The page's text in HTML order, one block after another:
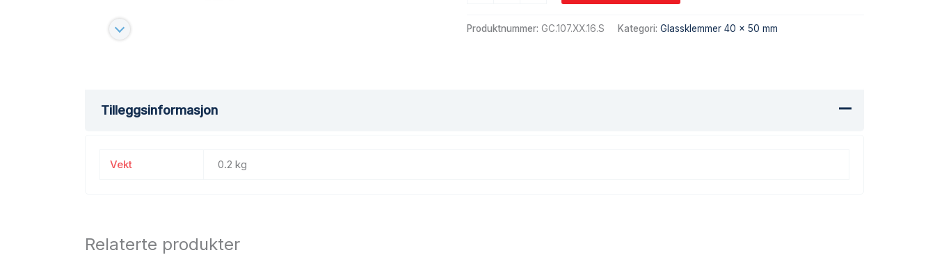
Produktnummer: GC.107.XX.16.S Kategori: Glassklemmer 40 x 50 mm
Tilleggsinformasjon
Vekt 0.2 kg
Relaterte produkter